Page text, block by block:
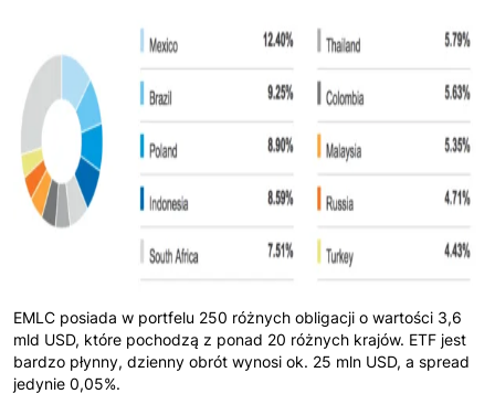
EMLC posiada w portfelu 250 różnych obligacji o wartości 3,6
mld USD, które pochodzą z ponad 20 różnych krajów. ETF jest
bardzo płynny, dzienny obrót wynosi ok. 25 mln USD, a spread
jedynie 0,05%.